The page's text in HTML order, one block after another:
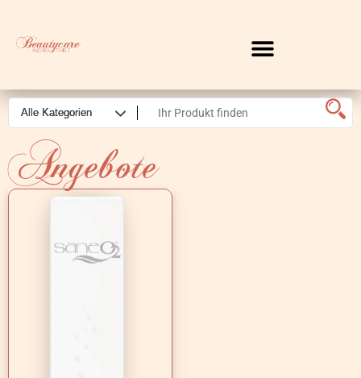
Angebote